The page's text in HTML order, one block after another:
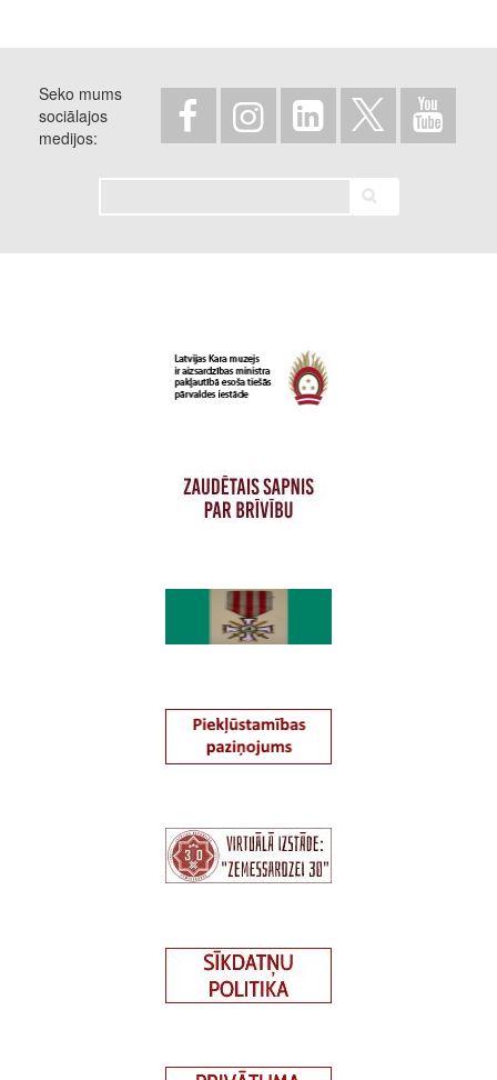
Seko mums
sociālajos
medijos